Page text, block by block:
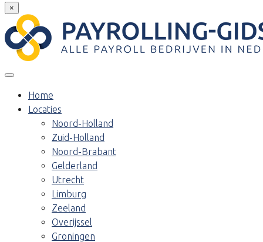
×
Home
Locaties
Noord-Holland
Zuid-Holland
Noord-Brabant
Gelderland
Utrecht
Limburg
Zeeland
Overijssel
Groningen